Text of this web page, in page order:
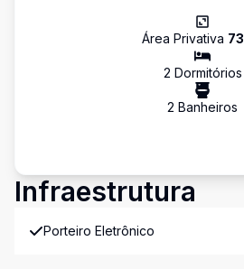
Área Privativa 73
2 Dormitórios
2 Banheiros
Infraestrutura
Porteiro Eletrônico